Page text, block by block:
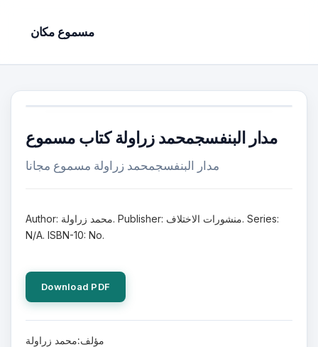
مسموع مكان
مدار البنفسجمحمد زراولة كتاب مسموع
مدار البنفسجمحمد زراولة مسموع مجانا
Author: محمد زراولة. Publisher: منشورات الاختلاف. Series:
N/A. ISBN-10: No.
Download PDF
مؤلف:محمد زراولة